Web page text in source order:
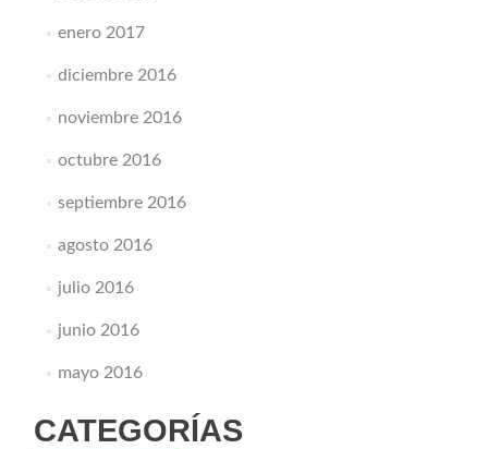
enero 2017
diciembre 2016
noviembre 2016
octubre 2016
septiembre 2016
agosto 2016
julio 2016
junio 2016
mayo 2016
CATEGORÍAS